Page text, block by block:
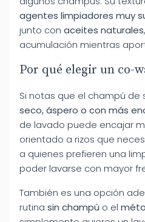
agentes limpiadores muy
junto con aceites naturales
acumulación mientras
Por qué elegir un co-
Si notas que el champú
seco, áspero o con más
de lavado puede encajar
orientado a rizos que
a quienes prefieren una
poder lavarse con mayor
También es una opción
rutina sin champú o el